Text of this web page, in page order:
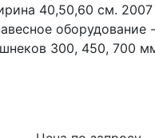
40,50,60 см. 2007
оборудование
300, 450, 700